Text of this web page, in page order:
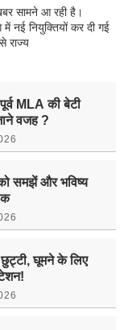
सामने आ रही है।
नई नियुक्तियों कर दी गई
राज्य
MLA की बेटी
वजह ?
समझें और भविष्य
छुट्टी, घूमने के लिए